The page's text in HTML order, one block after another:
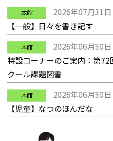
本館
2026年07月31日
【一般】日々を書き記す
本館
2026年06月30日
特設コーナーのご案内：第
クール課題図書
本館
2026年06月30日
【児童】なつのほんだな